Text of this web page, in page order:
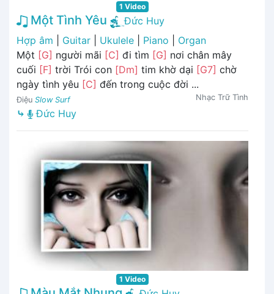
1 Video
Một Tình Yêu
Đức Huy
Hợp âm
Guitar Ukulele Piano
Organ
Một [G] người mãi [C] đi tìm [G] nơi chân mây
cuối [F] trời Trói con [Dm] tim khờ dại [G7] chờ
ngày tình yêu [C] đến trong cuộc đời ...
Điệu Slow Surf Nhạc Trữ Tình
⤷ Đức Huy
1 Video